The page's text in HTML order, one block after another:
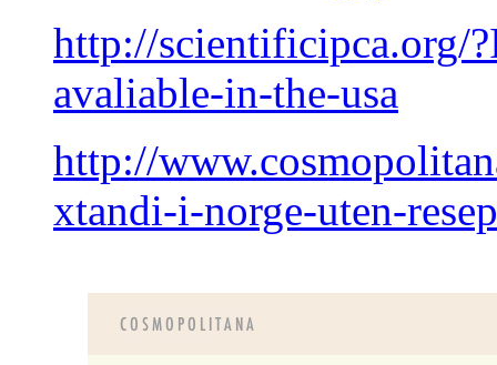
http://scientificipca.org/
avaliable-in-the-usa
http://
xtandi-i-norge-uten-